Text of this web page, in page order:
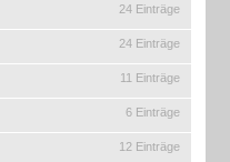
24 Einträge
24 Einträge
11 Einträge
6 Einträge
12 Einträge